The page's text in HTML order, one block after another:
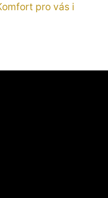
pro vás i